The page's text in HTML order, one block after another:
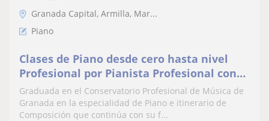
Granada Capital, Armilla, Mar...
Piano
Clases de Piano desde cero hasta nivel
Profesional por Pianista Profesional con
experiencia
Graduada en el Conservatorio Profesional de Música de
Granada en la especialidad de Piano e itinerario de
Composición que continúa con su f...